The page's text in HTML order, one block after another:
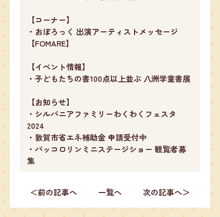
【コーナー】
・おぼろっく 出演アーティストメッセージ
【FOMARE】
【イベント情報】
・子どもたちの書100点以上並ぶ 八洲学童書展
【お知らせ】
・シルバニアファミリーわくわくフェスタ
2024
・敦賀市省エネ補助金 申請受付中
・パッコロリンミニステージショー 観覧者募
集
＜前の記事へ 一覧へ 次の記事へ＞